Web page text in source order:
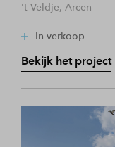
't Veldje, Arcen
In verkoop
Bekijk het project